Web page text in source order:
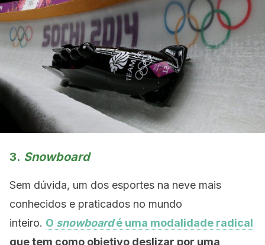
3. Snowboard
Sem dúvida, um dos esportes na neve mais
conhecidos e praticados no mundo
inteiro. O snowboardé uma modalidade radical
que tem como objetivo deslizar por uma